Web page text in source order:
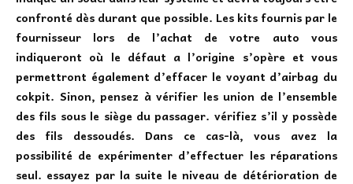
confronté dès durant que possible. Les kits fournis par le
fournisseur lors de l’achat de votre auto vous
indiqueront où le défaut a l’origine s’opère et vous
permettront également d’effacer le voyant d’airbag du
cokpit. Sinon, pensez à vérifier les union de l’ensemble
des fils sous le siège du passager. vérifiez s’il y possède
des fils dessoudés. Dans ce cas-là, vous avez la
possibilité de expérimenter d’effectuer les réparations
seul. essayez par la suite le niveau de détérioration de